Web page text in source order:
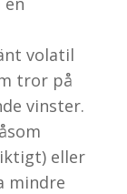
volatil
tror på
vinster.
eller
mindre